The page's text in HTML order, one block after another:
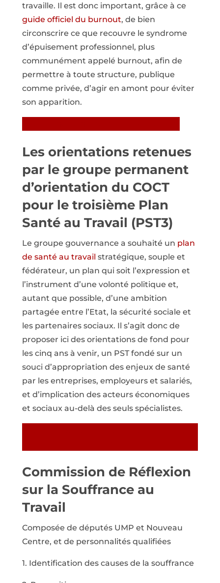
travaille. Il est donc important, grâce à ce
guide officiel du burnout, de bien
circonscrire ce que recouvre le syndrome
d’épuisement professionnel, plus
communément appelé burnout, afin de
permettre à toute structure, publique
comme privée, d’agir en amont pour éviter
son apparition.
Les orientations retenues
par le groupe permanent
d’orientation du COCT
pour le troisième Plan
Santé au Travail (PST3)
Le groupe gouvernance a souhaité un plan
de santé au travail stratégique, souple et
fédérateur, un plan qui soit l’expression et
l’instrument d’une volonté politique et,
autant que possible, d’une ambition
partagée entre l’Etat, la sécurité sociale et
les partenaires sociaux. Il s’agit donc de
proposer ici des orientations de fond pour
les cinq ans à venir, un PST fondé sur un
souci d’appropriation des enjeux de santé
par les entreprises, employeurs et salariés,
et d’implication des acteurs économiques
et sociaux au-delà des seuls spécialistes.
Commission de Réflexion
sur la Souffrance au
Travail
Composée de députés UMP et Nouveau
Centre, et de personnalités qualifiées
1. Identification des causes de la souffrance